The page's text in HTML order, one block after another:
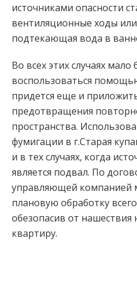
источниками опасности
вентиляционные ходы
подтекающая вода в
Во всех этих случаях мало
воспользоваться
придется еще и
предотвращения
пространства.
фумигации в г.Старая
и в тех случаях, когда
является подвал. По
управляющей компанией
плановую обработку
обезопасив от
квартиру.